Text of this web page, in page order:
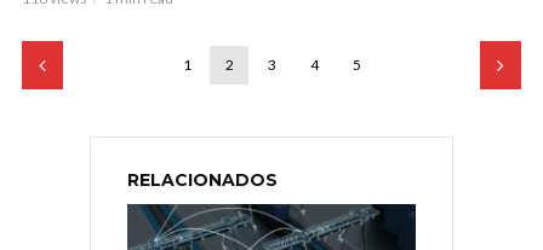
1 2 3 4 5
RELACIONADOS